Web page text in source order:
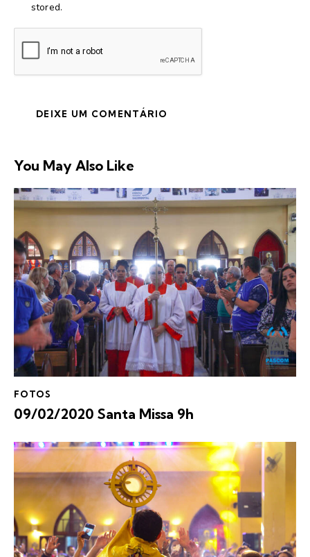
stored.
You May Also Like
FOTOS
09/02/2020 Santa Missa 9h